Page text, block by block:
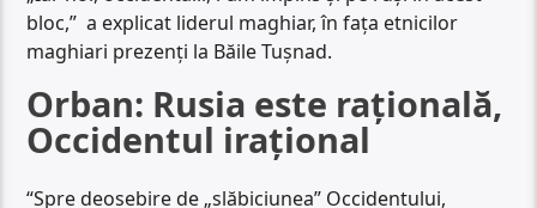
bloc,” a explicat liderul maghiar, în faţa etnicilor
maghiari prezenţi la Băile Tuşnad.
Orban: Rusia este rațională,
Occidentul irațional
“Spre deosebire de „slăbiciunea” Occidentului,